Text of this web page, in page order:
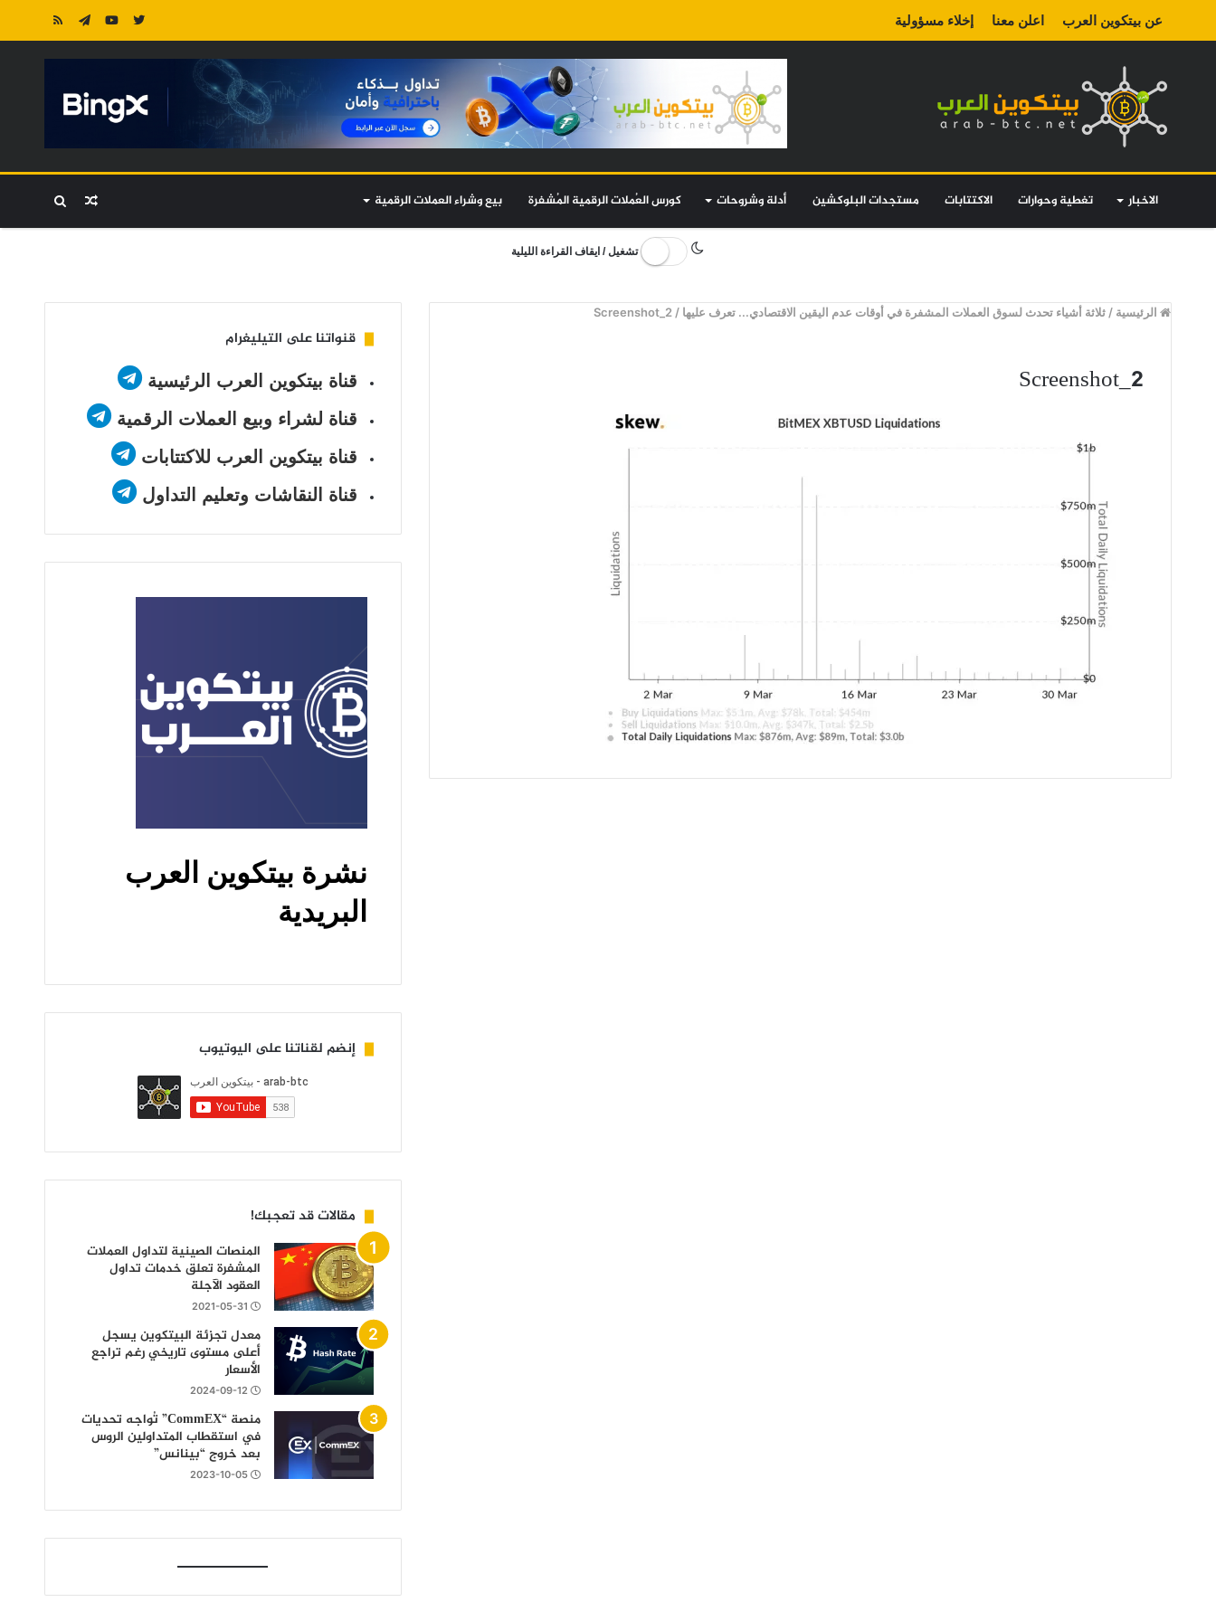
عن بيتكوين العرب اعلن معنا إخلاء مسؤولية
الاخبار تغطية وحوارات الاكتتابات مستجدات البلوكشين أدلة وشروحات كورس العُملات الرقمية المُشفرة بيع وشراء العملات الرقمية بحث مقال
تشغيل / ايقاف القراءة الليلية
الرئيسية / ثلاثة أشياء تحدث لسوق العملات المشفرة في أوقات عدم اليقين الاقتصادي... تعرف عليها /
Screenshot_2
Screenshot_2
قنواتنا على التيليغرام
قناة بيتكوين العرب الرئيسية
قناة لشراء وبيع العملات الرقمية
قناة بيتكوين العرب للاكتتابات
قناة النقاشات وتعليم التداول
إنضم لقناتنا على اليوتيوب
مقالات قد تعجبك!
المنصات الصينية لتداول العملات
المشفرة تعلق خدمات تداول
العقود الآجلة
2021-05-31
معدل تجزئة البيتكوين يسجل
أعلى مستوى تاريخي رغم تراجع
الأسعار
2024-09-12
منصة “CommEX” تُواجه تحديات
في استقطاب المتداولين الروس
بعد خروج “بينانس”
2023-10-05